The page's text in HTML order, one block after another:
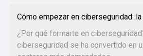
Cómo empezar en ciberseguridad:
¿Por qué formarte en
ciberseguridad se ha convertido en